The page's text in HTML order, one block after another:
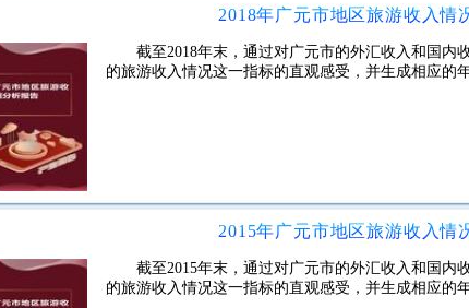
2018年广元市地区旅游收入情
截至2018年末，通过对广元市的外汇收入和国
的旅游收入情况这一指标的直观感受，并生成相应的
2015年广元市地区旅游收入情
截至2015年末，通过对广元市的外汇收入和国
的旅游收入情况这一指标的直观感受，并生成相应的